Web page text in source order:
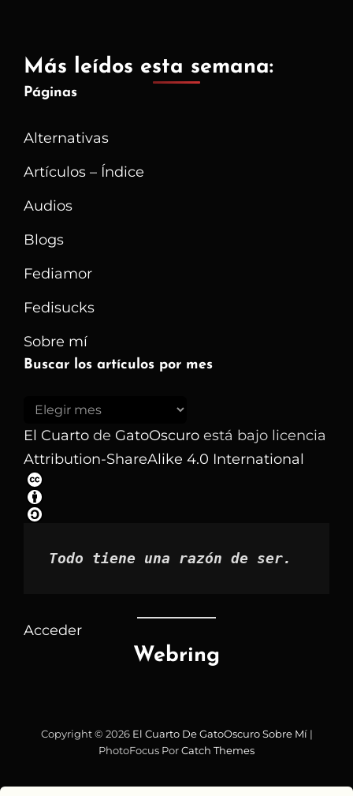
Más leídos esta semana:
Páginas
Alternativas
Artículos – Índice
Audios
Blogs
Fediamor
Fedisucks
Sobre mí
Buscar los artículos por mes
Buscar
los
artículos
por
mes
El Cuarto de GatoOscuro está bajo licencia
Attribution-ShareAlike 4.0 International
Todo tiene una razón de ser.
Acceder
Webring
Copyright © 2026 El Cuarto De GatoOscuro Sobre Mí|
PhotoFocus PorCatch Themes